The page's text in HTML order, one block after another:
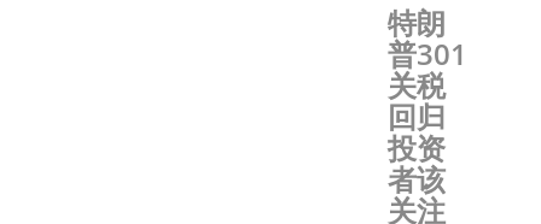
特朗
普301
关税
回归
投资
者该
关注